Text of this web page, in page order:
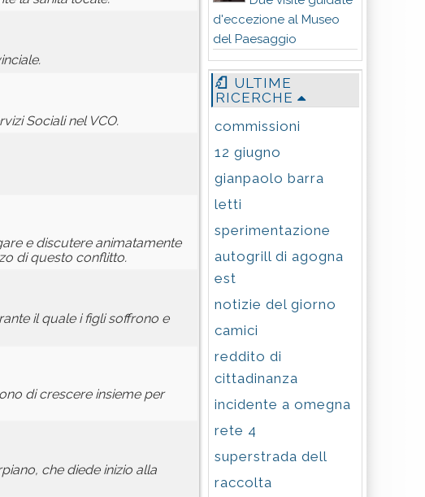
Sociali nel VCO.
e discutere animatamente
di questo conflitto.
il quale i figli soffrono e
di crescere insieme per
che diede inizio alla
d'eccezione al Museo
del Paesaggio
ULTIME
RICERCHE
commissioni
12 giugno
gianpaolo barra
letti
sperimentazione
autogrill di agogna
est
notizie del giorno
camici
reddito di
cittadinanza
incidente a omegna
rete 4
superstrada dell
raccolta